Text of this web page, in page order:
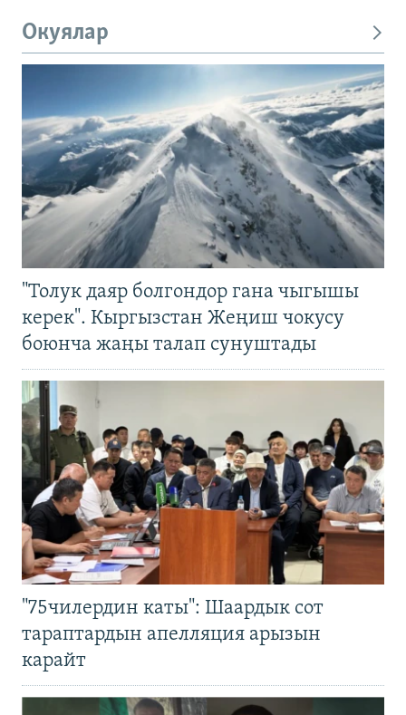
Окуялар
"Толук даяр болгондор гана чыгышы
керек". Кыргызстан Жеңиш чокусу
боюнча жаңы талап сунуштады
"75чилердин каты": Шаардык сот
тараптардын апелляция арызын
карайт